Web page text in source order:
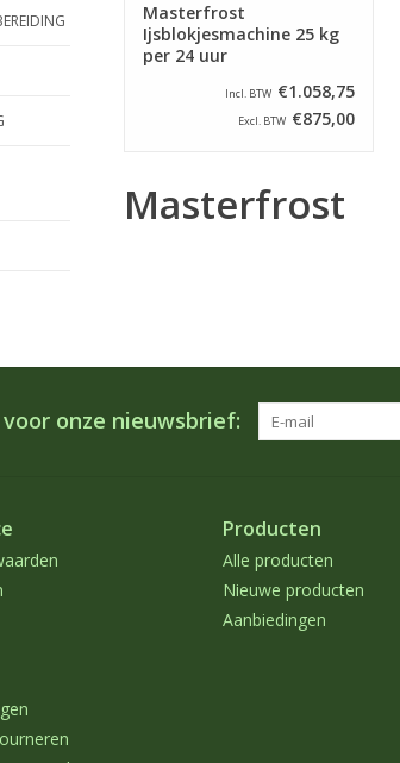
Masterfrost
Ijsblokjesmachine 25 kg
per 24 uur
Incl. BTW €1.058,75
Excl. BTW €875,00
Masterfrost
onze nieuwsbrief:
Producten
Alle producten
Nieuwe producten
Aanbiedingen